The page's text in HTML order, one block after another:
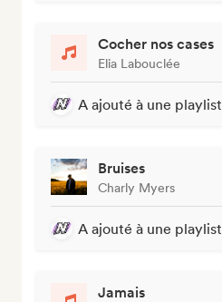
Cocher nos cases
Elia Labouclée
A ajouté à une playlist
Bruises
Charly Myers
A ajouté à une playlist
Jamais